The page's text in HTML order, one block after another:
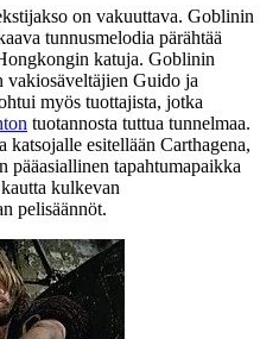
on vakuuttava. Goblinin
tunnusmelodia pärähtää
katuja. Goblinin
vakiosäveltäjien Guido ja
myös tuottajista, jotka
tuotannosta tuttua tunnelmaa.
esitellään Carthagena,
tapahtumapaikka
kulkevan
pelisäännöt.